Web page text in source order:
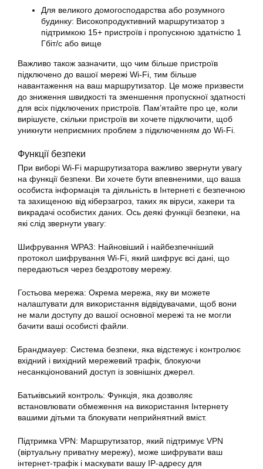
Для великого домогосподарства або розумного
будинку: Високопродуктивний маршрутизатор з
підтримкою 15+ пристроїв і пропускною здатністю 1
Гбіт/с або вище
Важливо також зазначити, що чим більше пристроїв
підключено до вашої мережі Wi-Fi, тим більше
навантаження на ваш маршрутизатор. Це може призвести
до зниження швидкості та зменшення пропускної здатності
для всіх підключених пристроїв. Пам’ятайте про це, коли
вирішуєте, скільки пристроїв ви хочете підключити, щоб
уникнути неприємних проблем з підключенням до Wi-Fi.
Функції безпеки
При виборі Wi-Fi маршрутизатора важливо звернути увагу
на функції безпеки. Ви хочете бути впевненими, що ваша
особиста інформація та діяльність в Інтернеті є безпечною
та захищеною від кіберзагроз, таких як віруси, хакери та
викрадачі особистих даних. Ось деякі функції безпеки, на
які слід звернути увагу:
Шифрування WPA3: Найновіший і найбезпечніший
протокол шифрування Wi-Fi, який шифрує всі дані, що
передаються через бездротову мережу.
Гостьова мережа: Окрема мережа, яку ви можете
налаштувати для використання відвідувачами, щоб вони
не мали доступу до вашої основної мережі та не могли
бачити ваші особисті файли.
Брандмауер: Система безпеки, яка відстежує і контролює
вхідний і вихідний мережевий трафік, блокуючи
несанкціонований доступ із зовнішніх джерел.
Батьківський контроль: Функція, яка дозволяє
встановлювати обмеження на використання Інтернету
вашими дітьми та блокувати неприйнятний вміст.
Підтримка VPN: Маршрутизатор, який підтримує VPN
(віртуальну приватну мережу), може шифрувати ваш
інтернет-трафік і маскувати вашу IP-адресу для